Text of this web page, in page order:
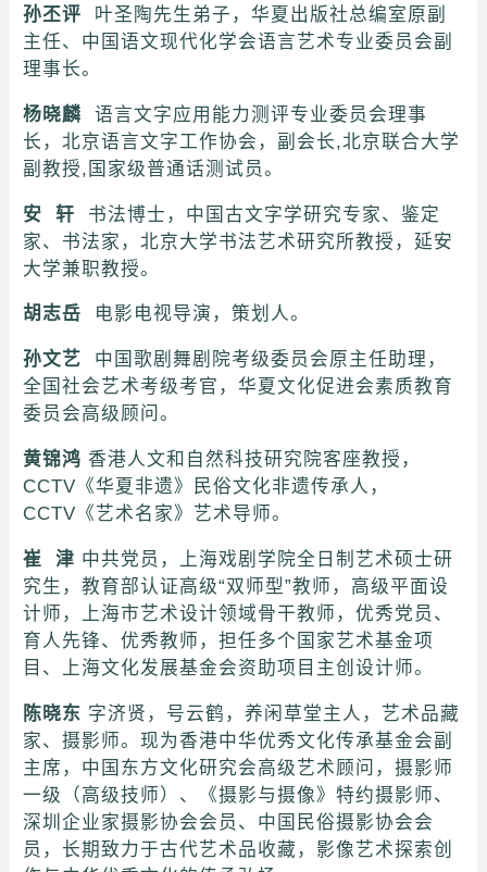
孙丕评 叶圣陶先生弟子，华夏出版社总编室原副
主任、中国语文现代化学会语言艺术专业委员会副
理事长。
杨晓麟 语言文字应用能力测评专业委员会理事
长，北京语言文字工作协会，副会长,北京联合大学
副教授,国家级普通话测试员。
安 轩 书法博士，中国古文字学研究专家、鉴定
家、书法家，北京大学书法艺术研究所教授，延安
大学兼职教授。
胡志岳 电影电视导演，策划人。
孙文艺 中国歌剧舞剧院考级委员会原主任助理，
全国社会艺术考级考官，华夏文化促进会素质教育
委员会高级顾问。
黄锦鸿 香港人文和自然科技研究院客座教授，
CCTV《华夏非遗》民俗文化非遗传承人，
CCTV《艺术名家》艺术导师。
崔 津 中共党员，上海戏剧学院全日制艺术硕士研
究生，教育部认证高级“双师型”教师，高级平面设
计师，上海市艺术设计领域骨干教师，优秀党员、
育人先锋、优秀教师，担任多个国家艺术基金项
目、上海文化发展基金会资助项目主创设计师。
陈晓东 字济贤，号云鹤，养闲草堂主人，艺术品藏
家、摄影师。现为香港中华优秀文化传承基金会副
主席，中国东方文化研究会高级艺术顾问，摄影师
一级（高级技师）、《摄影与摄像》特约摄影师、
深圳企业家摄影协会会员、中国民俗摄影协会会
员，长期致力于古代艺术品收藏，影像艺术探索创